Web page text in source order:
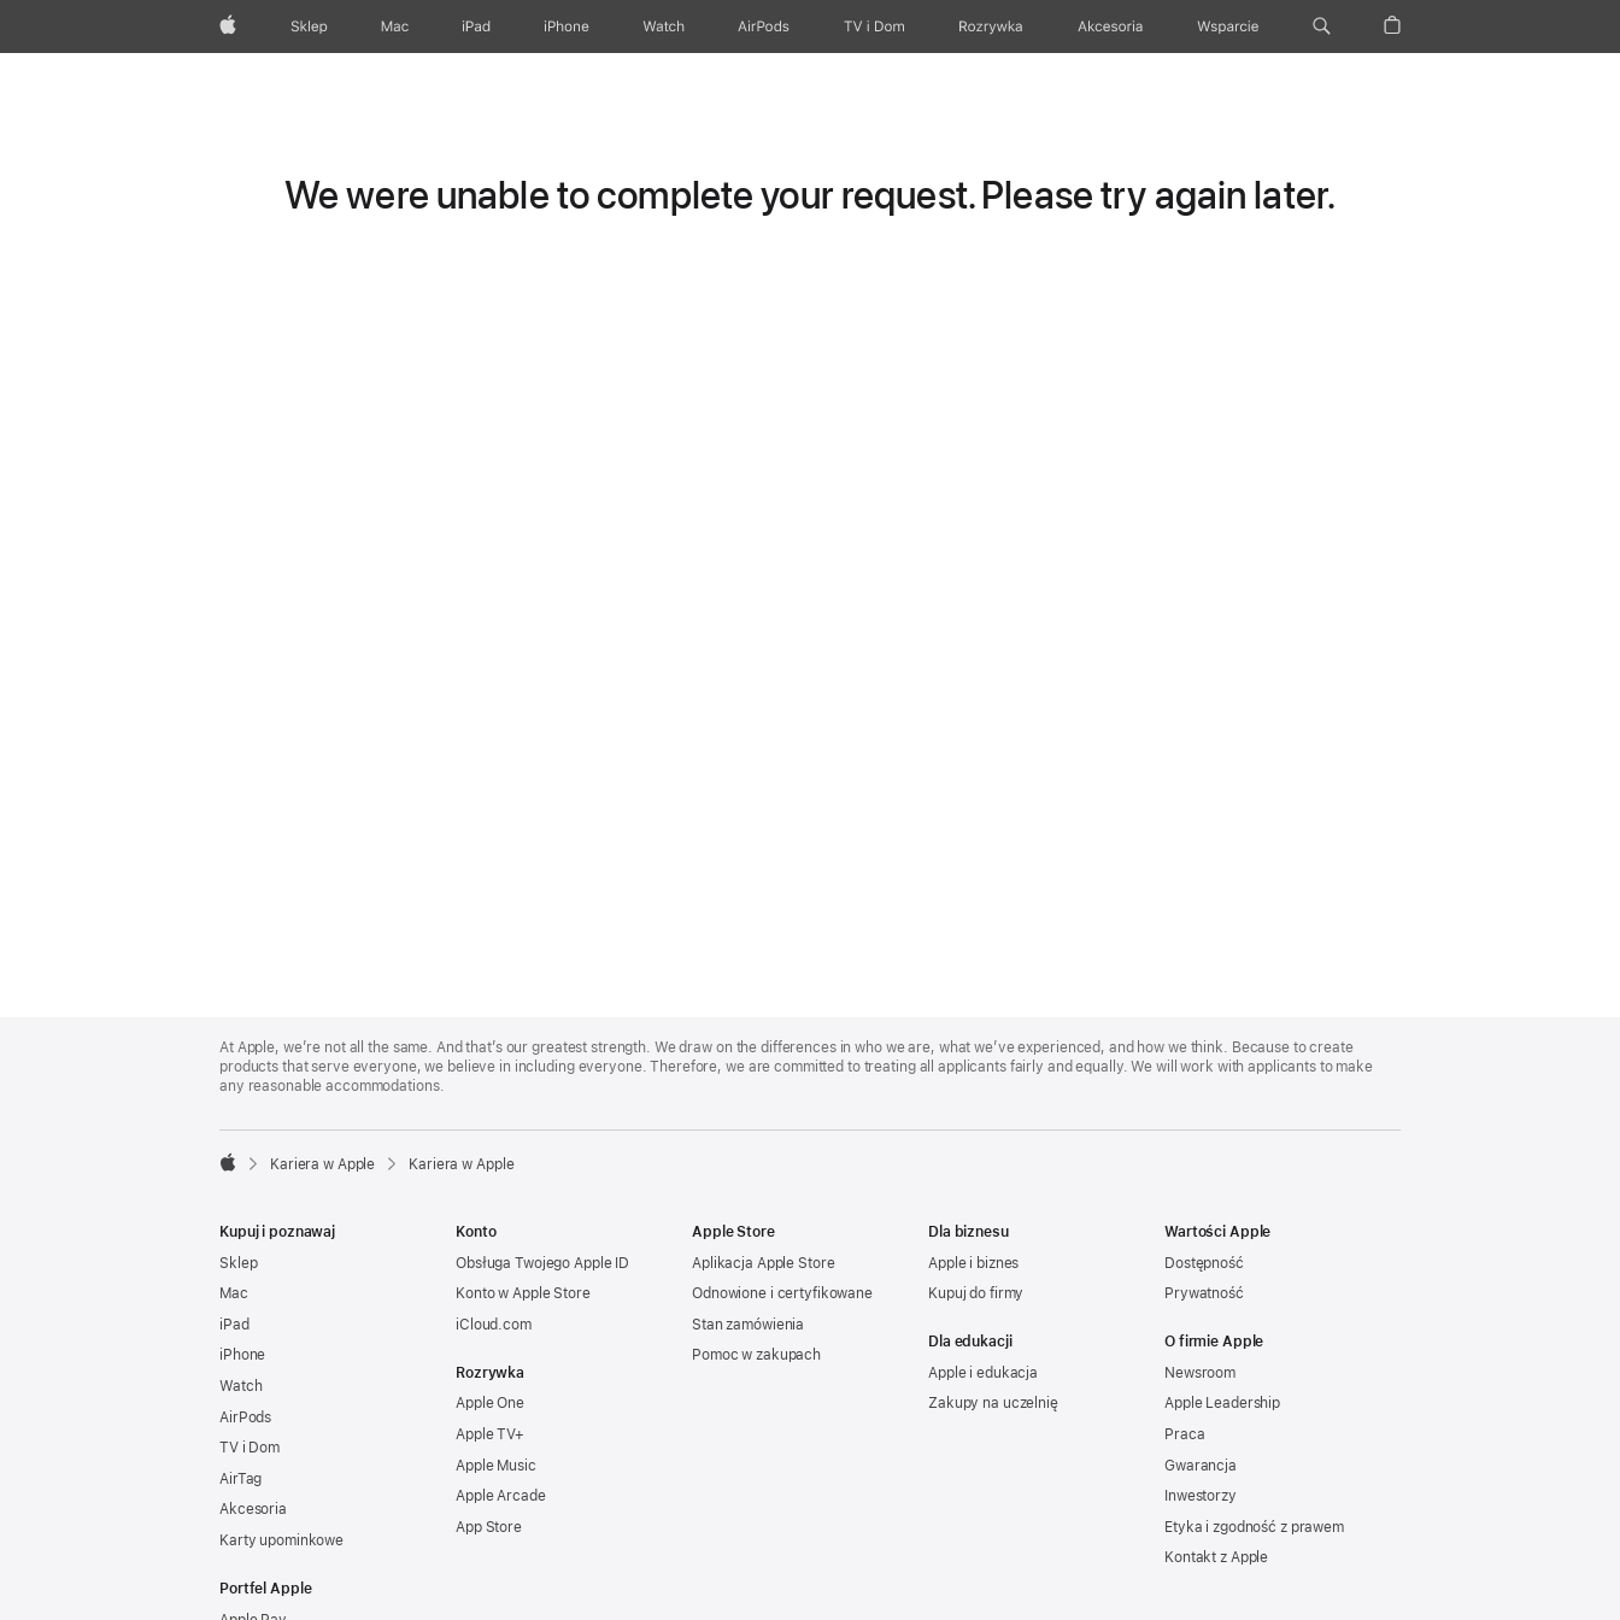
Apple Sklep Mac iPad iPhone Watch AirPods TV i Dom Rozrywka Akcesoria Wsparcie
We were unable to complete your request. Please try again later.
Footer
At Apple, we’re not all the same. And that’s our greatest strength. We draw on the differences in who we are, what we’ve experienced, and how we think. Because to create
products that serve everyone, we believe in including everyone. Therefore, we are committed to treating all applicants fairly and equally. We will work with applicants to make
any reasonable accommodations.

Kariera w Apple Kariera w Apple
Kupuj i poznawaj
Sklep
Mac
iPad
iPhone
Watch
AirPods
TV i Dom
AirTag
Akcesoria
Karty upominkowe
Portfel Apple
Konto
Obsługa Twojego Apple ID
Konto w Apple Store
iCloud.com
Rozrywka
Apple One
Apple TV+
Apple Music
Apple Arcade
App Store
Apple Store
Aplikacja Apple Store
Odnowione i certyfikowane
Stan zamówienia
Pomoc w zakupach
Dla biznesu
Apple i biznes
Kupuj do firmy
Dla edukacji
Apple i edukacja
Zakupy na uczelnię
Wartości Apple
Dostępność
Prywatność
O firmie Apple
Newsroom
Apple Leadership
Praca
Gwarancja
Inwestorzy
Etyka i zgodność z prawem
Kontakt z Apple